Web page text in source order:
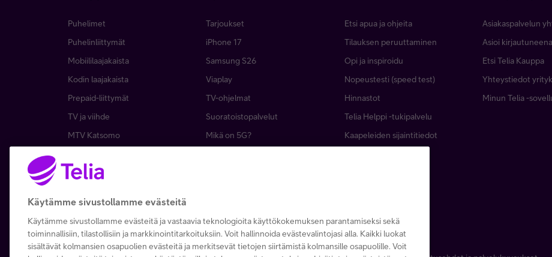
Puhelimet
Puhelinliittymät
Mobiililaajakaista
Kodin laajakaista
Prepaid-liittymät
TV ja viihde
MTV Katsomo
Kierrätysetu
Tarjoukset
iPhone 17
Samsung S26
Viaplay
TV-ohjelmat
Suoratoistopalvelut
Mikä on 5G?
Etsi apua ja ohjeita
Tilauksen peruuttaminen
Opi ja inspiroidu
Nopeustesti (speed test)
Hinnastot
Telia Helppi -tukipalvelu
Kaapeleiden sijaintitiedot
Asiakaspalvelun
Asioi kirjautuneena
Etsi Telia Kauppa
Yhteystiedot
Minun Telia -
Käytämme sivustollamme evästeitä
Käytämme sivustollamme evästeitä ja vastaavia teknologioita käyttökokemuksen parantamiseksi sekä
toiminnallisiin, tilastollisiin ja markkinointitarkoituksiin. Voit hallinnoida evästevalintojasi alla. Kaikki luokat
sisältävät kolmansien osapuolien evästeitä ja merkitsevät tietojen siirtämistä kolmansille osapuolille. Voit